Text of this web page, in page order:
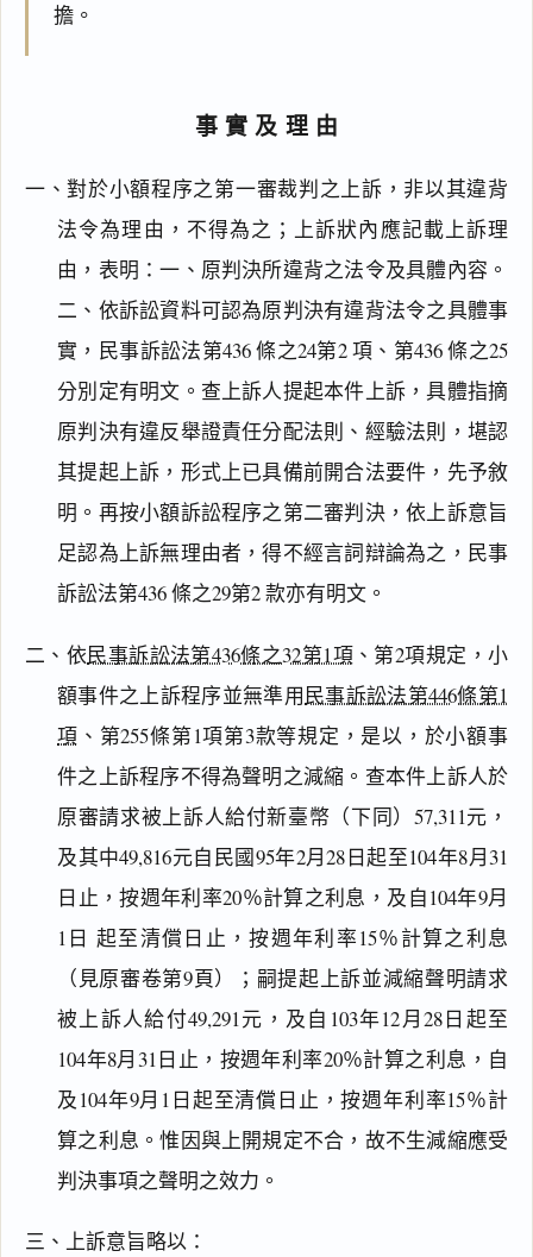
擔。
事實及理由
一、對於小額程序之第一審裁判之上訴，非以其違背
法令為理由，不得為之；上訴狀內應記載上訴理
由，表明：一、原判決所違背之法令及具體內容。
二、依訴訟資料可認為原判決有違背法令之具體事
實，民事訴訟法第436 條之24第2 項、第436 條之25
分別定有明文。查上訴人提起本件上訴，具體指摘
原判決有違反舉證責任分配法則、經驗法則，堪認
其提起上訴，形式上已具備前開合法要件，先予敘
明。再按小額訴訟程序之第二審判決，依上訴意旨
足認為上訴無理由者，得不經言詞辯論為之，民事
訴訟法第436 條之29第2 款亦有明文。
二、依民事訴訟法第436條之32第1項、第2項規定，小
額事件之上訴程序並無準用民事訴訟法第446條第1
項 、第255條第1項第3款等規定，是以，於小額事
件之上訴程序不得為聲明之減縮。查本件上訴人於
原審請求被上訴人給付新臺幣（下同）57,311元，
及其中49,816元自民國95年2月28日起至104年8月31
日止，按週年利率20％計算之利息，及自104年9月
1日 起至清償日止，按週年利率15％計算之利息
（見原審卷第9頁）；嗣提起上訴並減縮聲明請求
被上訴人給付49,291元，及自103年12月28日起至
104年8月31日止，按週年利率20％計算之利息，自
及104年9月1日起至清償日止，按週年利率15％計
算之利息。惟因與上開規定不合，故不生減縮應受
判決事項之聲明之效力。
三、上訴意旨略以：